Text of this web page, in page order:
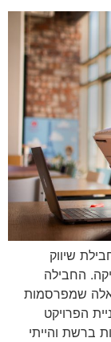
שיווק
החבילה
שמפרסמות
הפרויקט
ברשת והייתי